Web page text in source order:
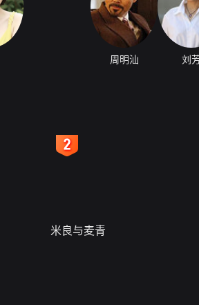
周明汕 刘
米良与麦青